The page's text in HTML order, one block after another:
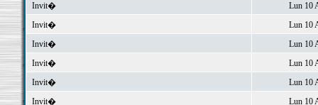
Invit�
Lun 10
Invit�
Lun 10
Invit�
Lun 10
Invit�
Lun 10
Invit�
Lun 10
Invit�
Lun 10